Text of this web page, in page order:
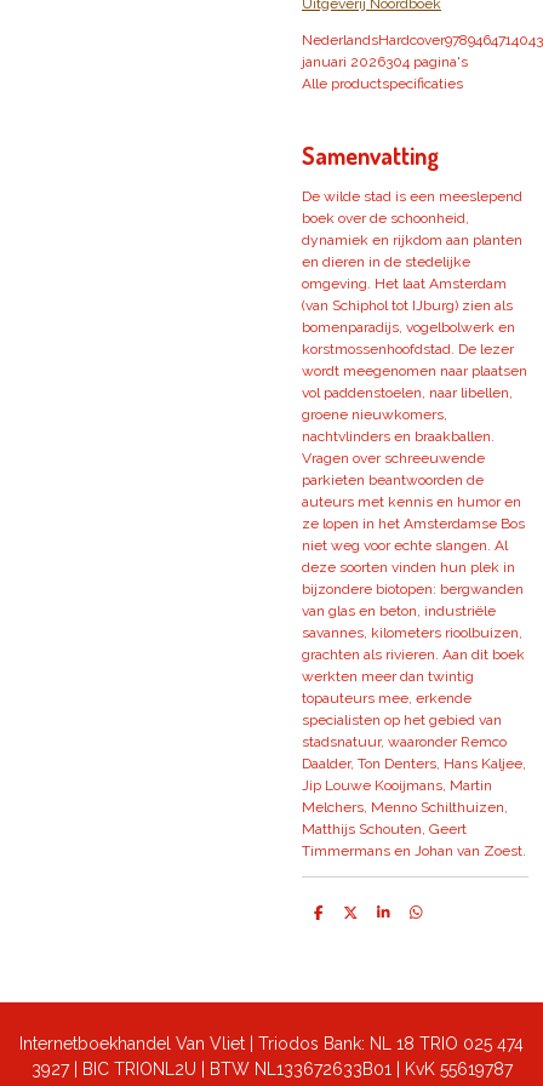
Uitgeverij Noordboek
NederlandsHardcover9789464714043
januari 2026304 pagina's
Alle productspecificaties
Samenvatting
De wilde stad is een meeslepend
boek over de schoonheid,
dynamiek en rijkdom aan planten
en dieren in de stedelijke
omgeving. Het laat Amsterdam
(van Schiphol tot IJburg) zien als
bomenparadijs, vogelbolwerk en
korstmossenhoofdstad. De lezer
wordt meegenomen naar plaatsen
vol paddenstoelen, naar libellen,
groene nieuwkomers,
nachtvlinders en braakballen.
Vragen over schreeuwende
parkieten beantwoorden de
auteurs met kennis en humor en
ze lopen in het Amsterdamse Bos
niet weg voor echte slangen. Al
deze soorten vinden hun plek in
bijzondere biotopen: bergwanden
van glas en beton, industriële
savannes, kilometers rioolbuizen,
grachten als rivieren. Aan dit boek
werkten meer dan twintig
topauteurs mee, erkende
specialisten op het gebied van
stadsnatuur, waaronder Remco
Daalder, Ton Denters, Hans Kaljee,
Jip Louwe Kooijmans, Martin
Melchers, Menno Schilthuizen,
Matthijs Schouten, Geert
Timmermans en Johan van Zoest.
D
D
S
D
Internetboekhandel Van Vliet | Triodos Bank: NL 18 TRIO 025 474
3927 | BIC TRIONL2U | BTW NL133672633B01 | KvK 55619787